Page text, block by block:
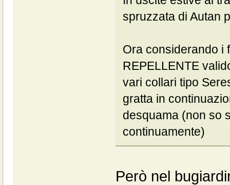
spruzzata di Autan
Ora considerando i
REPELLENTE
vari collari tipo
gratta in
desquama (non so
continuamente)
Però nel